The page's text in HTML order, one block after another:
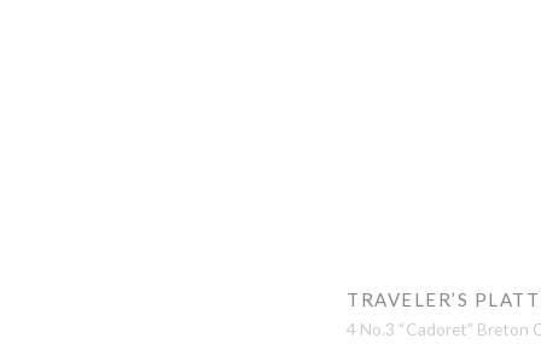
TRAVELER’S
4 No.3 “Cadoret” Breton